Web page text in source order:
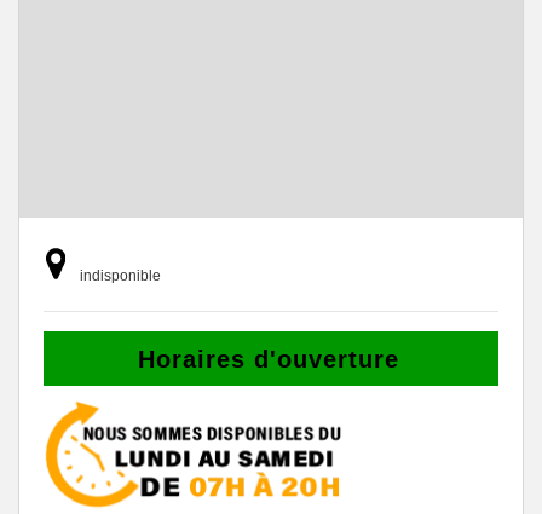
indisponible
Horaires d'ouverture